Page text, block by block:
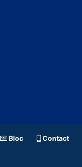
Bloc Contact